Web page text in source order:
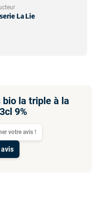
La Lie
la triple à la
9%
votre avis !